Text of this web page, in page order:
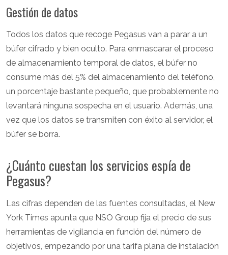
Gestión de datos
Todos los datos que recoge Pegasus van a parar a un
búfer cifrado y bien oculto. Para enmascarar el proceso
de almacenamiento temporal de datos, el búfer no
consume más del 5% del almacenamiento del teléfono,
un porcentaje bastante pequeño, que probablemente no
levantará ninguna sospecha en el usuario. Además, una
vez que los datos se transmiten con éxito al servidor, el
búfer se borra.
¿Cuánto cuestan los servicios espía de
Pegasus?
Las cifras dependen de las fuentes consultadas, el New
York Times apunta que NSO Group fija el precio de sus
herramientas de vigilancia en función del número de
objetivos, empezando por una tarifa plana de instalación